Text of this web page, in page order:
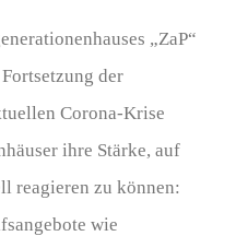
„ZaP“
der
Corona-Krise
ihre Stärke, auf
reagieren zu können:
wie